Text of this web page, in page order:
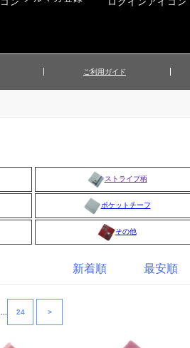
ご利用ガイド
ストライプ柄
ポケットチーフ
その他
最安順
新着順
24 >